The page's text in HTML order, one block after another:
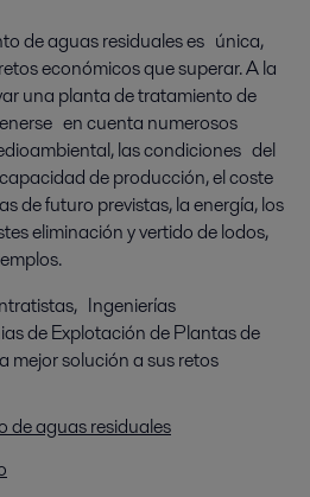
de aguas residuales es única,
económicos que superar. A la
una planta de tratamiento de
en cuenta numerosos
las condiciones del
de producción, el coste
de futuro previstas, la energía, los
eliminación y vertido de lodos,
Ingenierías
de Explotación de Plantas de
mejor solución a sus retos
de aguas residuales